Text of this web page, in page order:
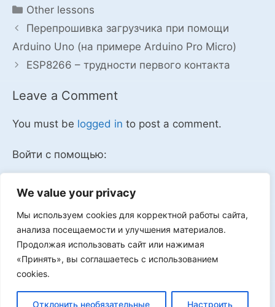
We value your privacy
Мы используем cookies для корректной работы сайта,
анализа посещаемости и улучшения материалов.
Продолжая использовать сайт или нажимая
«Принять», вы соглашаетесь с использованием
cookies.
Отклонить необязательные Настроить
Categories
Other lessons
Перепрошивка загрузчика при помощи
Arduino Uno (на примере Arduino Pro Micro)
ESP8266 – трудности первого контакта
Leave a Comment
You must be logged in to post a comment.
Войти с помощью:
Мы в VK
Реклама